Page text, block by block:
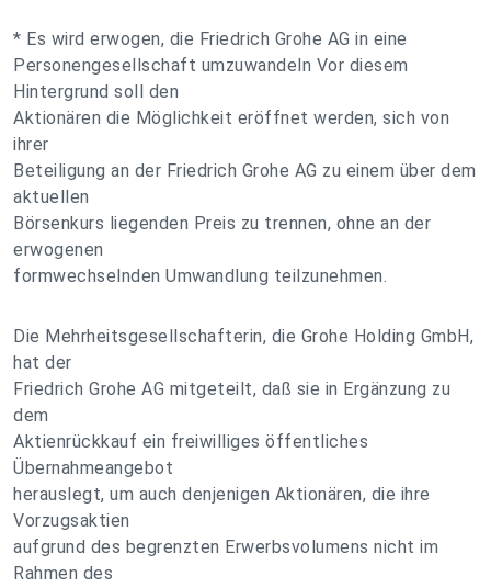
* Es wird erwogen, die Friedrich Grohe AG in eine
Personengesellschaft umzuwandeln Vor diesem
Hintergrund soll den
Aktionären die Möglichkeit eröffnet werden, sich von
ihrer
Beteiligung an der Friedrich Grohe AG zu einem über dem
aktuellen
Börsenkurs liegenden Preis zu trennen, ohne an der
erwogenen
formwechselnden Umwandlung teilzunehmen.
Die Mehrheitsgesellschafterin, die Grohe Holding GmbH,
hat der
Friedrich Grohe AG mitgeteilt, daß sie in Ergänzung zu
dem
Aktienrückkauf ein freiwilliges öffentliches
Übernahmeangebot
herauslegt, um auch denjenigen Aktionären, die ihre
Vorzugsaktien
aufgrund des begrenzten Erwerbsvolumens nicht im
Rahmen des